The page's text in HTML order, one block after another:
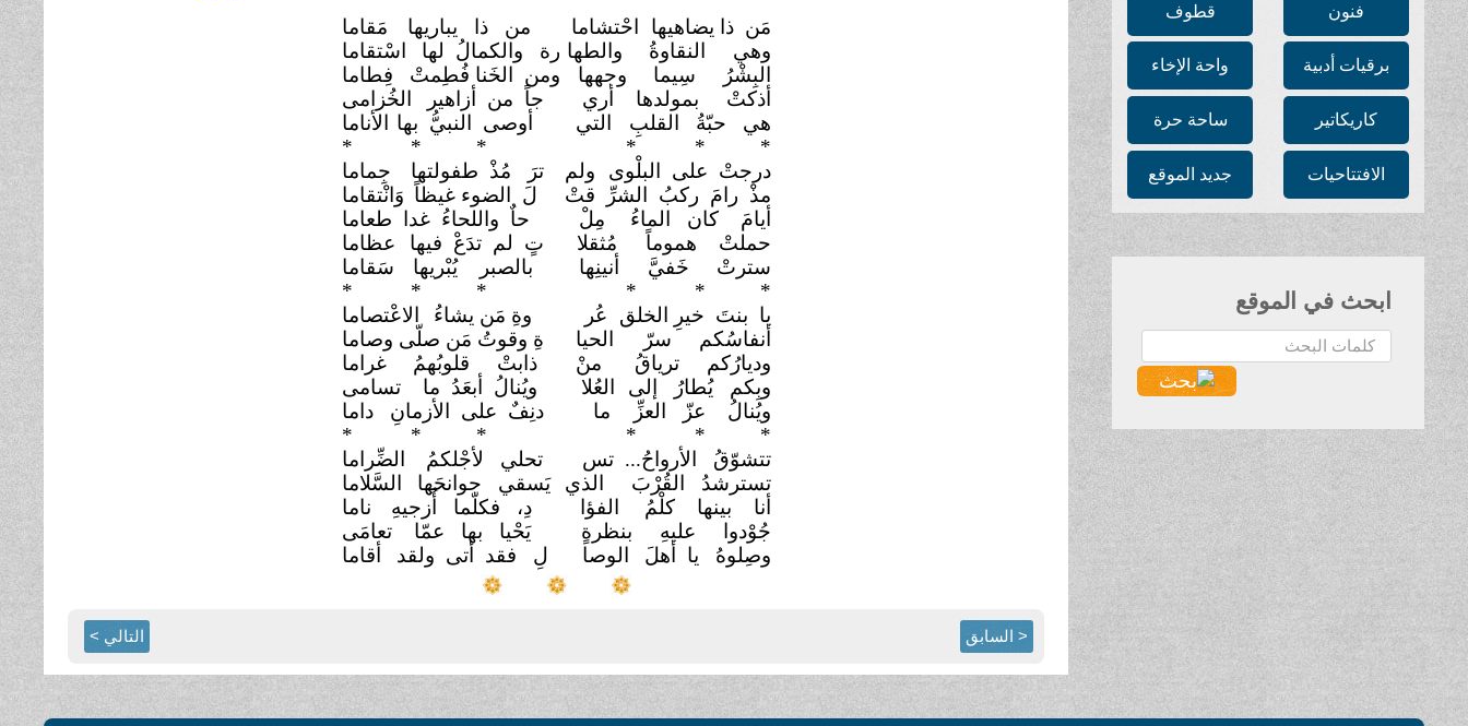
فنون قطوف
برقيات أدبية واحة الإخاء
كاريكاتير ساحة حرة
الافتتاحيات جديد الموقع
ابحث في الموقع
البحث...
مَن ذا يضاهيها
احْتشاما
وهي النقاوةُ
والطها
البِشْرُ سِيما
وجهها
أذكتْ بمولدها أري
هي حبّةُ القلبِ
التي
* *
*
درجتْ على البلْوى
ولم
مذْ رامَ ركبُ الشرِّ قتْ
أيامَ كان الماءُ
مِلْ
حملتْ هموماً
مُثقلا
سترتْ خَفيَّ
أنينِها
* *
*
يا بنتَ خيرِ الخلق
عُر
أنفاسُكم سرّ
الحيا
وديارُكم ترياقُ
منْ
وبِكم يُطارُ إلى
العُلا
ويُنالُ عزّ العزِّ
ما
* *
*
تتشوّقُ الأرواحُ... تس
تسترشدُ القُرْبَ
الذي
أنا بينها كلْمُ
الفؤا
جُوْدوا عليهِ بنظرةٍ
وصِلوهُ يا أهلَ
الوصا
من ذا يباريها
مَقاما
رة والكمالُ لها
اسْتقاما
ومن الخَنا فُطِمتْ
فِطاما
جاً من أزاهير
الخُزامى
أوصى النبيُّ بها
الأناما
* *
*
ترَ مُذْ طفولتها
جِماما
لَ الضوء غيظاً وَانْتقاما
حاٌ واللحاءُ غدا طعاما
تٍ لم تدَعْ فيها
عظاما
بالصبر يُبْريها
سَقاما
* *
*
وةِ مَن يشاءُ
الاعْتصاما
ةِ وقوتُ مَن صلّى وصاما
ذابتْ قلوبُهمُ
غراما
ويُنالُ أبعَدُ ما
تسامى
دنِفٌ على الأزمانِ
داما
* *
*
تحلي لأجْلكمُ
الضِّراما
يَسقي جوانحَها
السَّلاما
دِ، فكلّما أُزجيهِ
ناما
يَحْيا بها عمّا
تعامَى
لِ فقد أتى ولقد
أقاما
< السابق التالي >